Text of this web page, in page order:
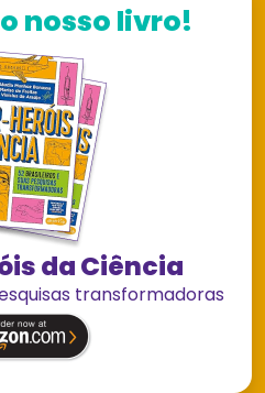
nosso livro!
da Ciência
transformadoras